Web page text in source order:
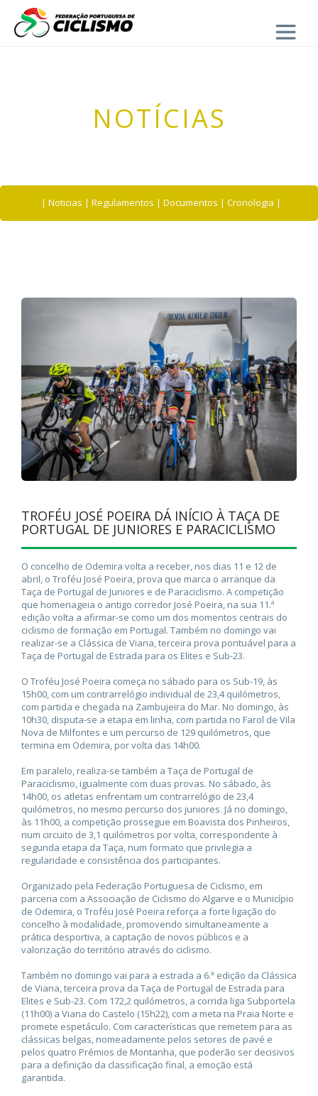
Close
- UVP-FPC
NOTÍCIAS
| Noticias | Regulamentos | Documentos | Cronologia |
TROFÉU JOSÉ POEIRA DÁ INÍCIO À TAÇA DE
PORTUGAL DE JUNIORES E PARACICLISMO
O concelho de Odemira volta a receber, nos dias 11 e 12 de
abril, o Troféu José Poeira, prova que marca o arranque da
Taça de Portugal de Juniores e de Paraciclismo. A competição
que homenageia o antigo corredor José Poeira, na sua 11.ª
edição volta a afirmar-se como um dos momentos centrais do
ciclismo de formação em Portugal. Também no domingo vai
realizar-se a Clássica de Viana, terceira prova pontuável para a
Taça de Portugal de Estrada para os Elites e Sub-23.
O Troféu José Poeira começa no sábado para os Sub-19, às
15h00, com um contrarrelógio individual de 23,4 quilómetros,
com partida e chegada na Zambujeira do Mar. No domingo, às
10h30, disputa-se a etapa em linha, com partida no Farol de Vila
Nova de Milfontes e um percurso de 129 quilómetros, que
termina em Odemira, por volta das 14h00.
Em paralelo, realiza-se também a Taça de Portugal de
Paraciclismo, igualmente com duas provas. No sábado, às
14h00, os atletas enfrentam um contrarrelógio de 23,4
quilómetros, no mesmo percurso dos juniores. Já no domingo,
às 11h00, a competição prossegue em Boavista dos Pinheiros,
num circuito de 3,1 quilómetros por volta, correspondente à
segunda etapa da Taça, num formato que privilegia a
regularidade e consistência dos participantes.
Organizado pela Federação Portuguesa de Ciclismo, em
parceria com a Associação de Ciclismo do Algarve e o Município
de Odemira, o Troféu José Poeira reforça a forte ligação do
concelho à modalidade, promovendo simultaneamente a
prática desportiva, a captação de novos públicos e a
valorização do território através do ciclismo.
Também no domingo vai para a estrada a 6.ª edição da Clássica
de Viana, terceira prova da Taça de Portugal de Estrada para
Elites e Sub-23. Com 172,2 quilómetros, a corrida liga Subportela
(11h00) a Viana do Castelo (15h22), com a meta na Praia Norte e
promete espetáculo. Com características que remetem para as
clássicas belgas, nomeadamente pelos setores de pavé e
pelos quatro Prémios de Montanha, que poderão ser decisivos
para a definição da classificação final, a emoção está
garantida.